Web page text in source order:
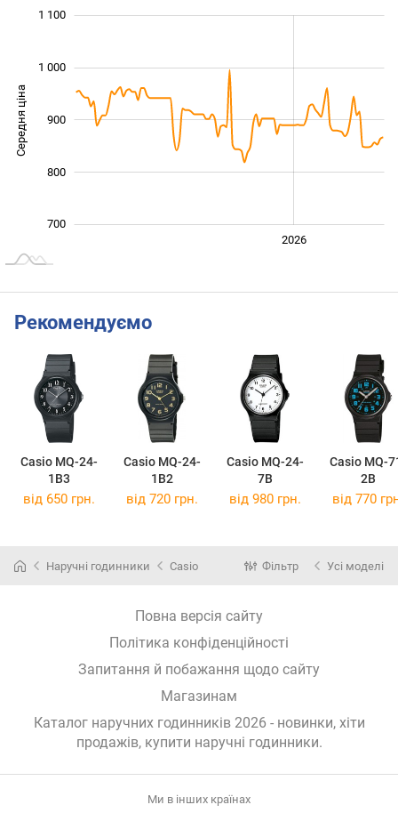
Середня ціна 1 000
700
800
900
1 000
1 100
2026
Рекомендуємо
Casio MQ-24-
1B3
Casio MQ-24-
1B2
Casio MQ-24-
7B
Casio MQ-
2B
від 650 грн. від 720 грн. від 980 грн. від 770
Наручні годинники Casio Фільтр Усі моделі
Повна версія сайту
Політика конфіденційності
Запитання й побажання щодо сайту
Магазинам
Каталог наручних годинників 2026 - новинки, хіти
продажів, купити наручні годинники.
Ми в інших країнах